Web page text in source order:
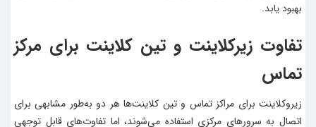
بهبود یابد.
تفاوت زیرکلاینت و تین کلاینت برای مرکز
تماس
زیروکلاینت برای مراکز تماس و تین کلاینت‌ها هر دو به‌طور مشابهی برای
اتصال به سرورهای مرکزی استفاده می‌شوند، اما تفاوت‌های قابل توجهی